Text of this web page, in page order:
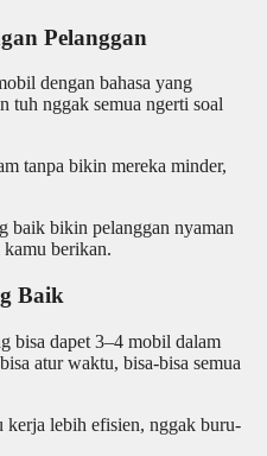
Pelanggan
dengan bahasa yang
tuh nggak semua ngerti soal
tanpa bikin mereka minder,
baik bikin pelanggan nyaman
kamu berikan.
Baik
bisa dapet 3–4 mobil dalam
atur waktu, bisa-bisa semua
kerja lebih efisien, nggak buru-